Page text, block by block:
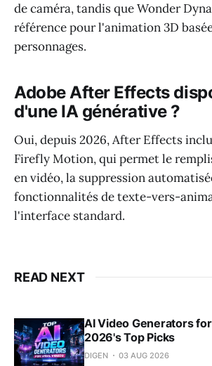
de caméra, tandis que Wonder
référence pour l'animation 3D
personnages.
Adobe After Effects
d'une IA générative ?
Oui, depuis 2026, After Effects
Firefly Motion, qui permet le
en vidéo, la suppression
fonctionnalités de texte-vers-
l'interface standard.
READ NEXT
AI Video Generators
2026's Top Picks
DIGEN 03 AUG 2026